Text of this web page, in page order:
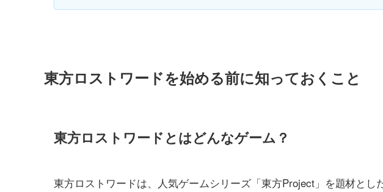
東方ロストワードを始める前に知っておくこと
東方ロストワードとはどんなゲーム？
東方ロストワードは、人気ゲームシリーズ「東方Project」を題材とし